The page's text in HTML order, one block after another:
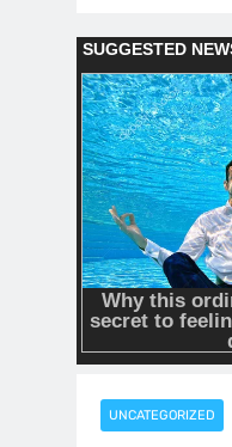
UNCATEGORIZED